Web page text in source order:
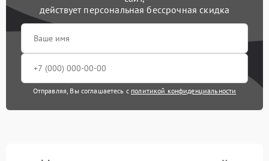
действует персональная бессрочная скидка
Отправляя, Вы соглашаетесь с политикой конфиденциальности